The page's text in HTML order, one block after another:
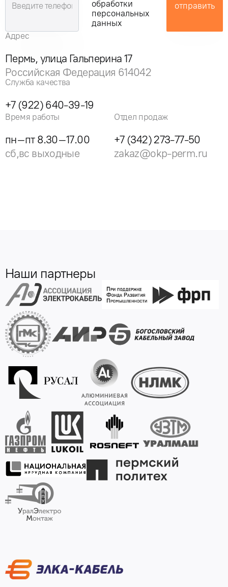
обработки
персональных
данных
отправить
Адрес
Пермь, улица Гальперина 17
Российская Федерация 614042
Служба качества
+7 (922) 640-39-19
Время работы
пн–пт 8.30–17.00
сб,вс выходные
Отдел продаж
+7 (342) 273-77-50
zakaz@okp-perm.ru
Наши партнеры